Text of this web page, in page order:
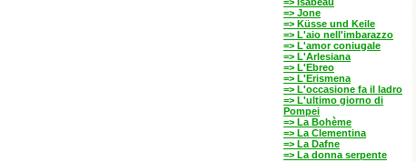
=> Jone
=> Küsse und Keile
=> L'aio nell'imbarazzo
=> L'amor coniugale
=> L'Arlesiana
=> L'Ebreo
=> L'Erismena
=> L'occasione fa il ladro
=> L'ultimo giorno di
Pompei
=> La Bohème
=> La Clementina
=> La Dafne
=> La donna serpente